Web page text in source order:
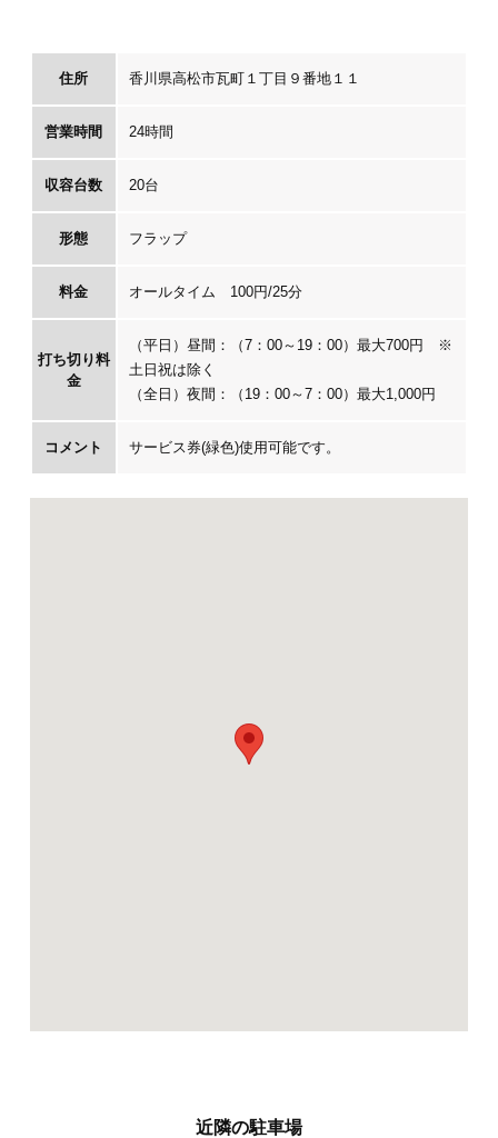
住所 香川県高松市瓦町１丁目９番地１１
営業時間 24時間
収容台数 20台
形態 フラップ
料金 オールタイム 100円/25分
打ち切り料
金
（平日）昼間：（7：00～19：00）最大700円 ※
土日祝は除く
（全日）夜間：（19：00～7：00）最大1,000円
コメント サービス券(緑色)使用可能です。
近隣の駐車場